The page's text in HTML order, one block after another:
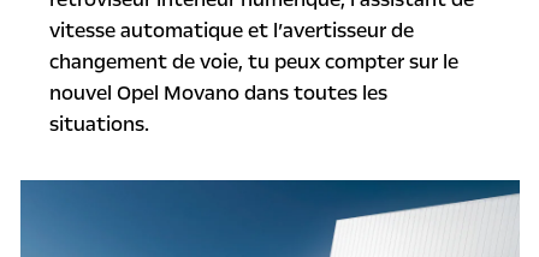
vitesse automatique et l’avertisseur de
changement de voie, tu peux compter sur le
nouvel Opel Movano dans toutes les
situations.